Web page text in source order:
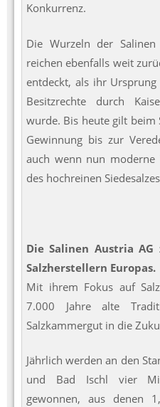
Konkurrenz.
Die Wurzeln der
reichen ebenfalls weit
entdeckt, als ihr
Besitzrechte durch
wurde. Bis heute gilt beim
Gewinnung bis zur
auch wenn nun
des hochreinen
Die Salinen Austria
Salzherstellern Europas.
Mit ihrem Fokus auf
7.000 Jahre alte
Salzkammergut in die
Jährlich werden an den
und Bad Ischl vier
gewonnen, aus denen